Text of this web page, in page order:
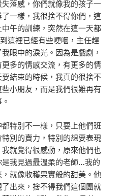
落感，你們就像我的孩子一
一樣，我很捨不得你們，這
午的訓練，突然在這一天都
這裡已經有些哽咽，主任趕
眼中的淚光。因為是戲劇，
多的情感交流，有更多的情
結束的時候，我真的很捨不
小朋友，而是我們很難再有
特別不一樣，只要上他們班
別的賣力，特別的想要表現
就覺得很感動，原來他們也
我見過最溫柔的老師…我的
就像收穫果實般的甜美。他
出來，捨不得我們這個團就